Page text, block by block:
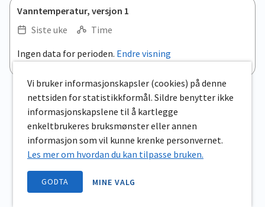
Vanntemperatur, versjon 1
Siste uke
Time
Ingen data for perioden. Endre visning
Vi bruker informasjonskapsler (cookies) på denne
nettsiden for statistikkformål. Sildre benytter ikke
informasjonskapslene til å kartlegge
enkeltbrukeres bruksmønster eller annen
informasjon som vil kunne krenke personvernet.
Les mer om hvordan du kan tilpasse bruken.
GODTA MINE VALG